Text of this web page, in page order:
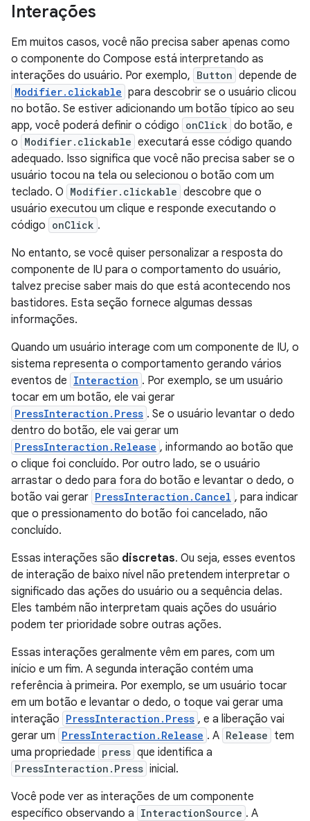
Interações
Em muitos casos, você não precisa saber apenas como
o componente do Compose está interpretando as
interações do usuário. Por exemplo, Button depende de
Modifier.clickable para descobrir se o usuário clicou
no botão. Se estiver adicionando um botão típico ao seu
app, você poderá definir o código onClick do botão, e
o Modifier.clickable executará esse código quando
adequado. Isso significa que você não precisa saber se o
usuário tocou na tela ou selecionou o botão com um
teclado. O Modifier.clickable descobre que o
usuário executou um clique e responde executando o
código onClick .
No entanto, se você quiser personalizar a resposta do
componente de IU para o comportamento do usuário,
talvez precise saber mais do que está acontecendo nos
bastidores. Esta seção fornece algumas dessas
informações.
Quando um usuário interage com um componente de IU, o
sistema representa o comportamento gerando vários
eventos de Interaction . Por exemplo, se um usuário
tocar em um botão, ele vai gerar
PressInteraction.Press . Se o usuário levantar o dedo
dentro do botão, ele vai gerar um
PressInteraction.Release , informando ao botão que
o clique foi concluído. Por outro lado, se o usuário
arrastar o dedo para fora do botão e levantar o dedo, o
botão vai gerar PressInteraction.Cancel , para indicar
que o pressionamento do botão foi cancelado, não
concluído.
Essas interações são discretas. Ou seja, esses eventos
de interação de baixo nível não pretendem interpretar o
significado das ações do usuário ou a sequência delas.
Eles também não interpretam quais ações do usuário
podem ter prioridade sobre outras ações.
Essas interações geralmente vêm em pares, com um
início e um fim. A segunda interação contém uma
referência à primeira. Por exemplo, se um usuário tocar
em um botão e levantar o dedo, o toque vai gerar uma
interação PressInteraction.Press , e a liberação vai
gerar um PressInteraction.Release . A Release tem
uma propriedade press que identifica a
PressInteraction.Press inicial.
Você pode ver as interações de um componente
específico observando a InteractionSource . A